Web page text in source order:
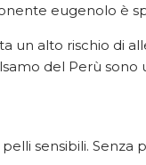
eugenolo è
un alto rischio di
del Perù sono
sensibili. Senza